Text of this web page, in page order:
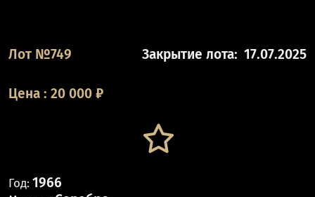
Лот №749 Закрытие лота: 17.07.2025
Цена : 20 000 ₽
Год: 1966